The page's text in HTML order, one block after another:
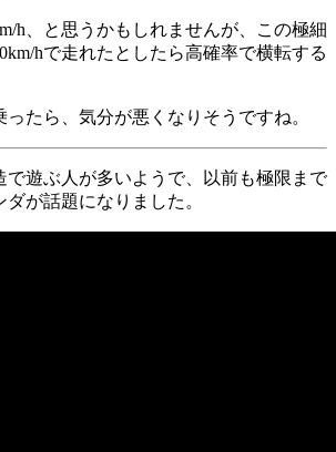
h、と思うかもしれませんが、この極細
hで走れたとしたら高確率で横転する
たら、気分が悪くなりそうですね。
で遊ぶ人が多いようで、以前も極限まで
が話題になりました。